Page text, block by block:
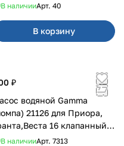
В наличииАрт. 40
В корзину
₽
водяной Gamma
21126 для Приора,
16 клапанный
В наличииАрт. 7313